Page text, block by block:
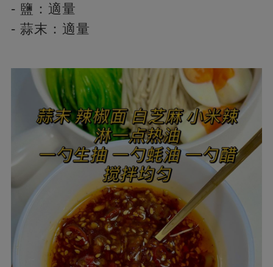
- 鹽：適量
- 蒜末：適量